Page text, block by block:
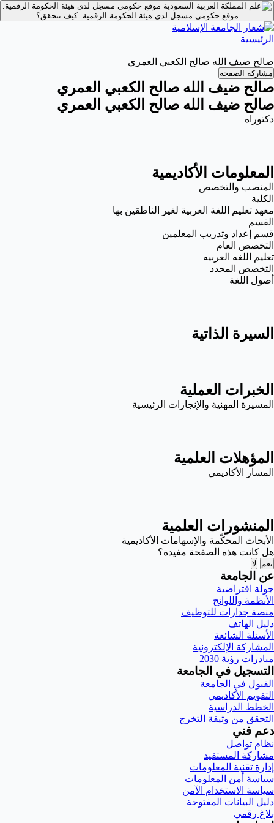
موقع حكومي مسجل لدى هيئة الحكومة الرقمية.
موقع حكومي مسجل لدى هيئة الحكومة الرقمية.كيف تتحقق؟
الرئيسية
صالح ضيف الله صالح الكعبي العمري
مشاركة الصفحة
صالح ضيف الله صالح الكعبي العمري
صالح ضيف الله صالح الكعبي العمري
دكتوراه
المعلومات الأكاديمية
المنصب والتخصص
الكلية
معهد تعليم اللغة العربية لغير الناطقين بها
القسم
قسم إعداد وتدريب المعلمين
التخصص العام
تعليم اللغه العربيه
التخصص المحدد
أصول اللغة
السيرة الذاتية
الخبرات العملية
المسيرة المهنية والإنجازات الرئيسية
المؤهلات العلمية
المسار الأكاديمي
المنشورات العلمية
الأبحاث المحكّمة والإسهامات الأكاديمية
هل كانت هذه الصفحة مفيدة؟
نعم لا
عن الجامعة
جولة افتراضية
الأنظمة واللوائح
منصة جدارات للتوظيف
دليل الهاتف
الأسئلة الشائعة
المشاركة الإلكترونية
مبادرات رؤية 2030
التسجيل في الجامعة
القبول في الجامعة
التقويم الأكاديمي
الخطط الدراسية
التحقق من وثيقة التخرج
دعم فني
نظام تواصل
مشاركة المستفيد
إدارة تقنية المعلومات
سياسة أمن المعلومات
سياسة الاستخدام الآمن
دليل البيانات المفتوحة
بلاغ رقمي